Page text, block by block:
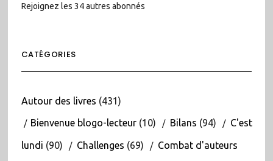
Rejoignez les 34 autres abonnés
CATÉGORIES
Autour des livres (431)
Bienvenue blogo-lecteur(10) Bilans (94) C'est
lundi (90) Challenges (69) Combat d'auteurs